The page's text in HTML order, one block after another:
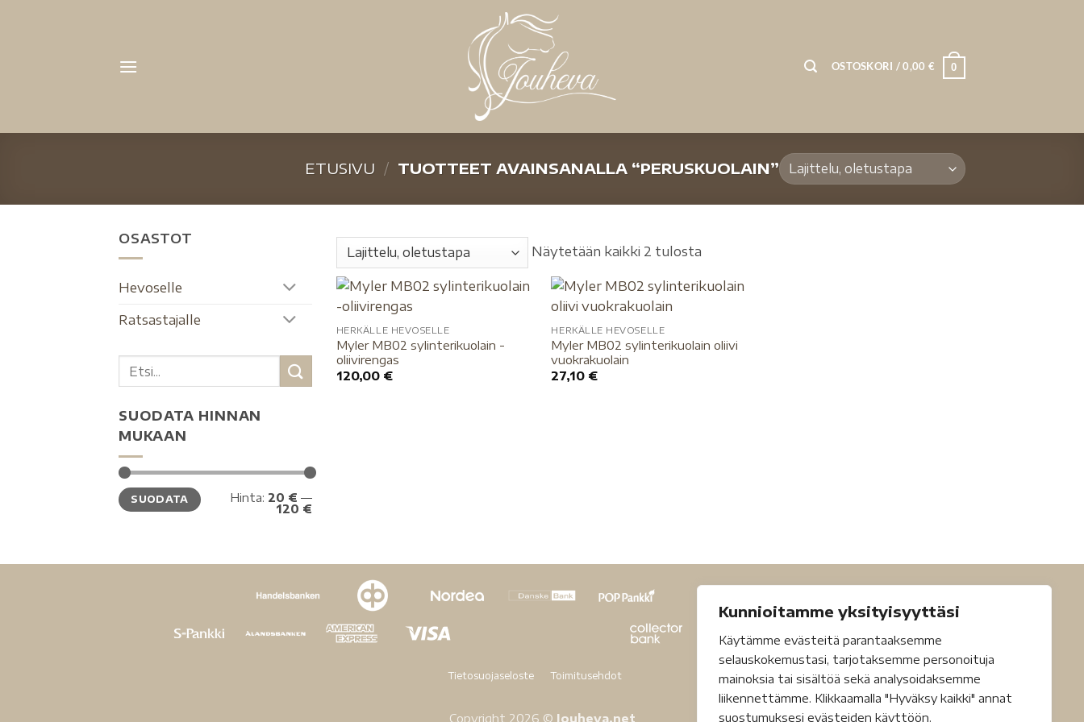
Kunnioitamme yksityisyyttäsi
Käytämme evästeitä parantaaksemme
selauskokemustasi, tarjotaksemme personoituja
mainoksia tai sisältöä sekä analysoidaksemme
liikennettämme. Klikkaamalla "Hyväksy kaikki" annat
suostumuksesi evästeiden käyttöön.
OSTOSKORI /0,00 € 0
ETUSIVU / TUOTTEET AVAINSANALLA “PERUSKUOLAIN”
OSASTOT
Hevoselle
Ratsastajalle
SUODATA HINNAN
MUKAAN
SUODATA Hinta: 20 € —
120 €
Näytetään kaikki 2 tulosta
HERKÄLLE HEVOSELLE
Myler MB02 sylinterikuolain -
oliivirengas
120,00 €
HERKÄLLE HEVOSELLE
Myler MB02 sylinterikuolain oliivi
vuokrakuolain
27,10 €
Tietosuojaseloste Toimitusehdot
Copyright 2026 © Jouheva.net